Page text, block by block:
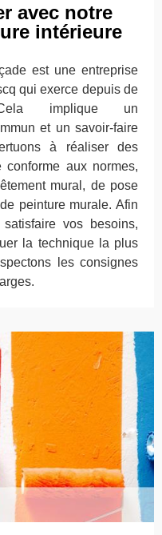
avec notre
intérieure
est une entreprise
qui exerce depuis de
implique un
et un savoir-faire
à réaliser des
aux normes,
mural, de pose
peinture murale. Afin
vos besoins,
la technique la plus
les consignes